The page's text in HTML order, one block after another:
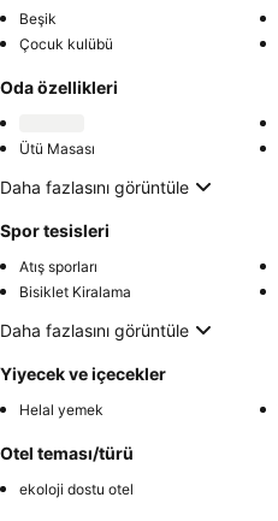
Beşik
Çocuk kulübü
Oda özellikleri
Ütü Masası
Daha fazlasını görüntüle
Spor tesisleri
Atış sporları
Bisiklet Kiralama
Daha fazlasını görüntüle
Yiyecek ve içecekler
Helal yemek
Otel teması/türü
ekoloji dostu otel